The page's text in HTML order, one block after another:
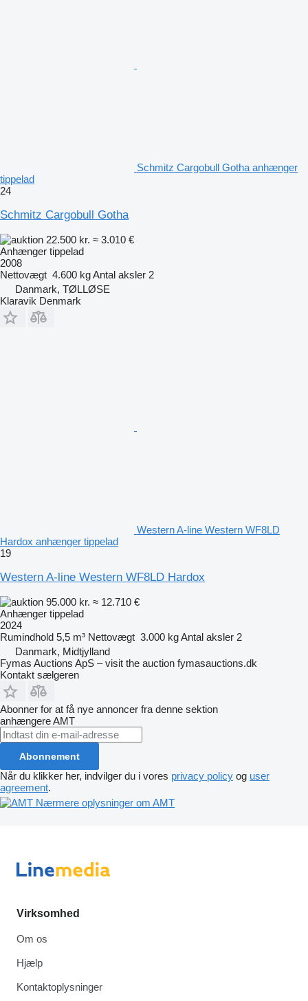
Schmitz Cargobull Gotha anhænger
tippelad
24
Schmitz Cargobull Gotha
22.500 kr. ≈ 3.010 €
Anhænger tippelad
2008
Nettovægt 4.600 kgAntal aksler 2
Danmark, TØLLØSE
Klaravik Denmark
Western A-line Western WF8LD
Hardox anhænger tippelad
19
Western A-line Western WF8LD Hardox
95.000 kr. ≈ 12.710 €
Anhænger tippelad
2024
Rumindhold 5,5 m³ Nettovægt 3.000 kgAntal aksler 2
Danmark, Midtjylland
Fymas Auctions ApS – visit the auction fymasauctions.dk
Kontakt sælgeren
Abonner for at få nye annoncer fra denne sektion
anhængereAMT
Abonnement
Når du klikker her, indvilger du i vores privacy policy og user
agreement.
Nærmere oplysninger om AMT
Virksomhed
Om os
Hjælp
Kontaktoplysninger